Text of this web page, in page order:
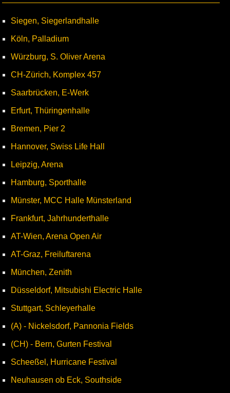
Siegen, Siegerlandhalle
Köln, Palladium
Würzburg, S. Oliver Arena
CH-Zürich, Komplex 457
Saarbrücken, E-Werk
Erfurt, Thüringenhalle
Bremen, Pier 2
Hannover, Swiss Life Hall
Leipzig, Arena
Hamburg, Sporthalle
Münster, MCC Halle Münsterland
Frankfurt, Jahrhunderthalle
AT-Wien, Arena Open Air
AT-Graz, Freiluftarena
München, Zenith
Düsseldorf, Mitsubishi Electric Halle
Stuttgart, Schleyerhalle
(A) - Nickelsdorf, Pannonia Fields
(CH) - Bern, Gurten Festival
Scheeßel, Hurricane Festival
Neuhausen ob Eck, Southside